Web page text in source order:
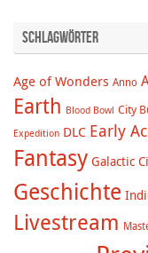
Schlagwörter
Age of Wonders Anno
Earth Blood Bowl City
Expedition DLC Early
Fantasy Galactic
Geschichte
Livestream